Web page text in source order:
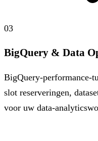
03
BigQuery & Data
BigQuery-performance-
slot reserveringen,
voor uw data-